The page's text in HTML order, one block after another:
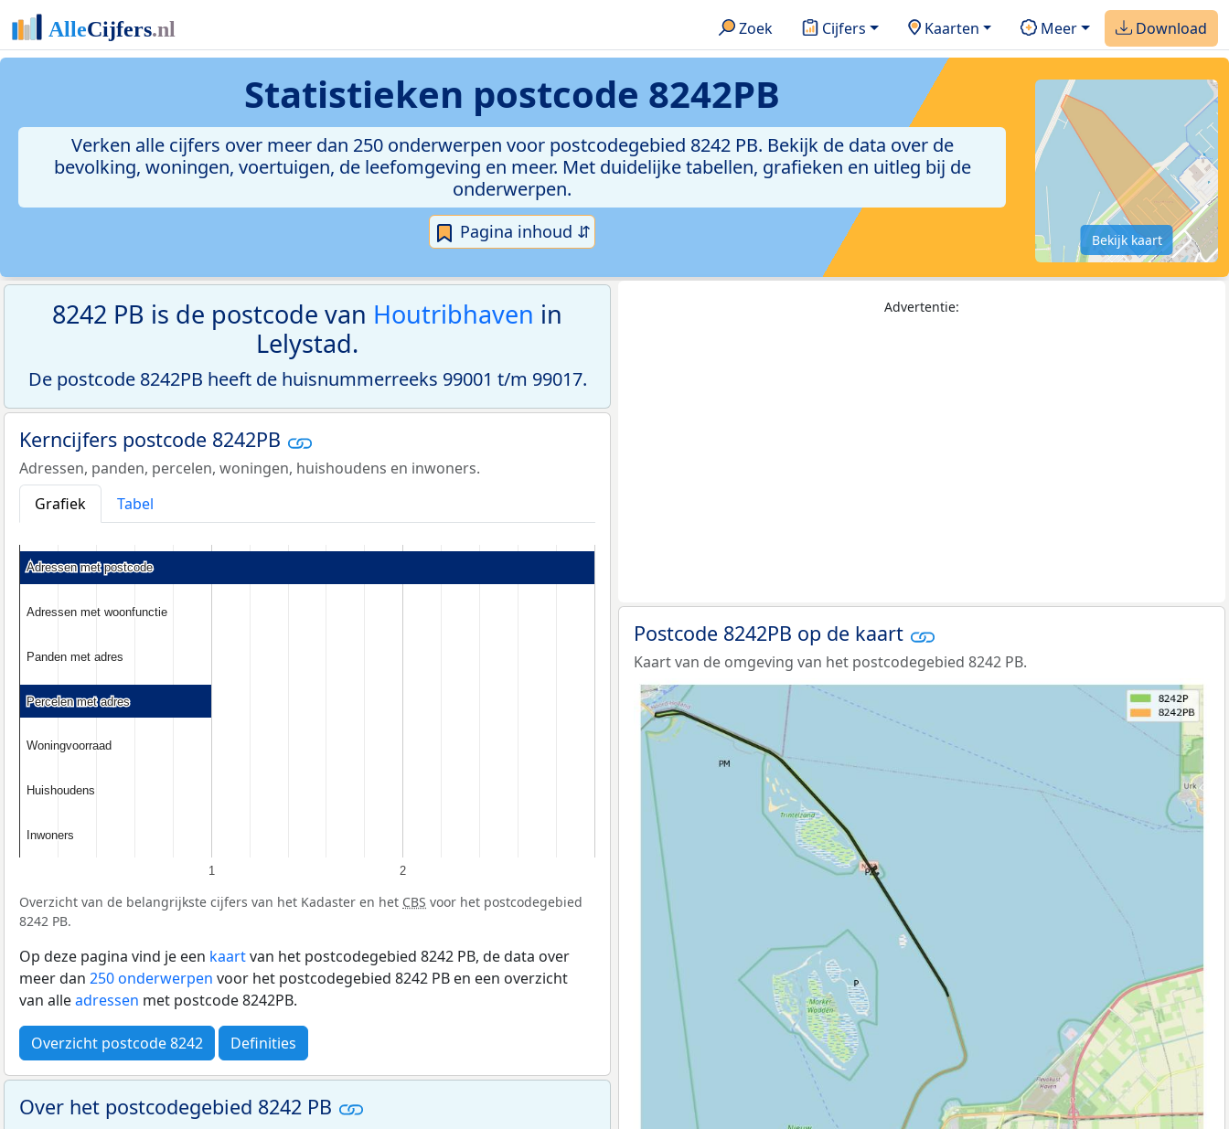
Zoek Cijfers Kaarten Meer Download
Statistieken postcode 8242PB
Verken alle cijfers over meer dan 250 onderwerpen voor postcodegebied 8242 PB. Bekijk de data over de
bevolking, woningen, voertuigen, de leefomgeving en meer. Met duidelijke tabellen, grafieken en uitleg bij de
onderwerpen.
Pagina inhoud ⇵ Bekijk kaart
8242 PB is de postcode van Houtribhaven in
Lelystad.
De postcode 8242PB heeft de huisnummerreeks 99001 t/m 99017.
Kerncijfers postcode 8242PB
Adressen, panden, percelen, woningen, huishoudens en inwoners.
Grafiek
Tabel
1 2
Adressen met postcode
Adressen met postcode
Adressen met woonfunctie
Adressen met woonfunctie
Panden met adres
Panden met adres
Percelen met adres
Percelen met adres
Woningvoorraad
Woningvoorraad
Huishoudens
Huishoudens
Inwoners
Inwoners
Overzicht van de belangrijkste cijfers van het Kadaster en het CBS voor het postcodegebied
8242 PB.
Op deze pagina vind je een kaartvan het postcodegebied 8242 PB, de data over
meer dan 250 onderwerpen voor het postcodegebied 8242 PB en een overzicht
van alleadressen met postcode 8242PB.
Overzicht postcode 8242 Definities
Over het postcodegebied 8242 PB
Advertentie:
Postcode 8242PB op de kaart
Kaart van de omgeving van het postcodegebied 8242 PB.